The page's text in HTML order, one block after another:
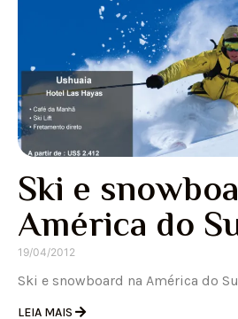
Ski e
América do
19/04/2012
Ski e snowboard na América do
LEIA MAIS